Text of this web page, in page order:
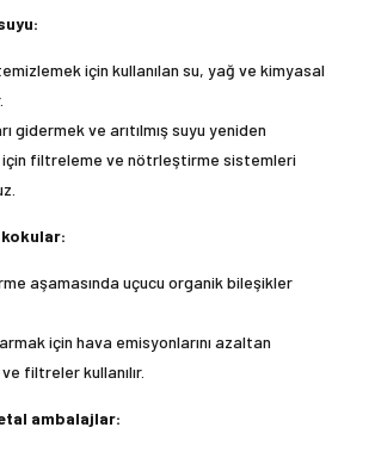
için kullanılan su, yağ ve kimyasal
gidermek ve arıtılmış suyu yeniden
için filtreleme ve nötrleştirme sistemleri
aşamasında uçucu organik bileşikler
için hava emisyonlarını azaltan
ve filtreler kullanılır.
ambalajlar: